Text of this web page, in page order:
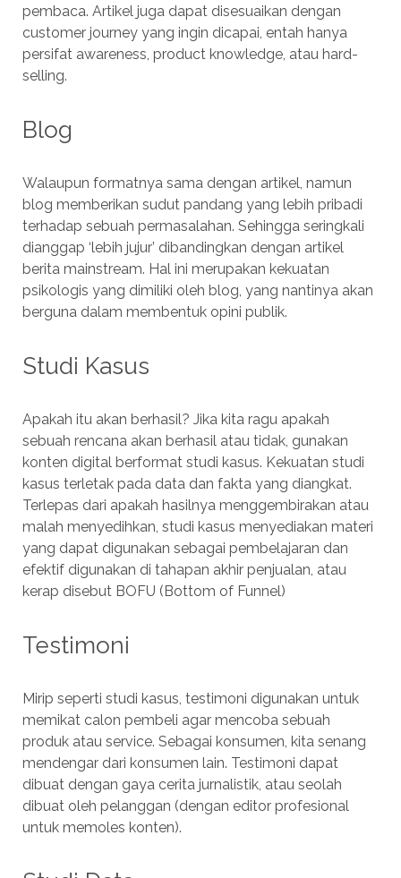
pembaca. Artikel juga dapat disesuaikan dengan
customer journey yang ingin dicapai, entah hanya
persifat awareness, product knowledge, atau hard-
selling.
Blog
Walaupun formatnya sama dengan artikel, namun
blog memberikan sudut pandang yang lebih pribadi
terhadap sebuah permasalahan. Sehingga seringkali
dianggap ‘lebih jujur’ dibandingkan dengan artikel
berita mainstream. Hal ini merupakan kekuatan
psikologis yang dimiliki oleh blog, yang nantinya akan
berguna dalam membentuk opini publik.
Studi Kasus
Apakah itu akan berhasil? Jika kita ragu apakah
sebuah rencana akan berhasil atau tidak, gunakan
konten digital berformat studi kasus. Kekuatan studi
kasus terletak pada data dan fakta yang diangkat.
Terlepas dari apakah hasilnya menggembirakan atau
malah menyedihkan, studi kasus menyediakan materi
yang dapat digunakan sebagai pembelajaran dan
efektif digunakan di tahapan akhir penjualan, atau
kerap disebut BOFU (Bottom of Funnel)
Testimoni
Mirip seperti studi kasus, testimoni digunakan untuk
memikat calon pembeli agar mencoba sebuah
produk atau service. Sebagai konsumen, kita senang
mendengar dari konsumen lain. Testimoni dapat
dibuat dengan gaya cerita jurnalistik, atau seolah
dibuat oleh pelanggan (dengan editor profesional
untuk memoles konten).